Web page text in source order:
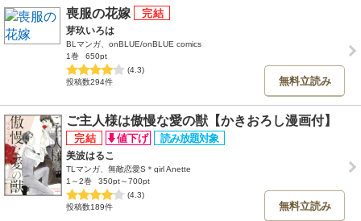
喪服の花嫁
芽玖いろは
BLマンガ、onBLUE/onBLUE comics
1巻
650pt
(4.3)
投稿数294件
無料立読み
ご主人様は傲慢な愛の獣【かきおろし漫画付】
美波はるこ
TLマンガ、無敵恋愛S＊girl Anette
1～2巻
350pt～700pt
(4.3)
投稿数189件
無料立読み